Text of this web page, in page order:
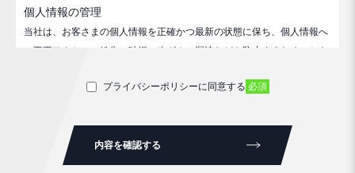
個人情報の管理
当社は、お客さまの個人情報を正確かつ最新の状態に保ち、個人情報へ
の不正アクセス・紛失・破損・改ざん・漏洩などを防止するため、セキ
措置を講じ、安全対策を実施し個人情報の厳重な管理を行ないます。
個人情報の利用目的
お客さまからお預かりした個人情報は、当社からのご連絡や業務のご案
内やご質問に対する回答として、電子メールや資料のご送付に利用いた
プライバシーポリシーに同意する 必須
内容を確認する